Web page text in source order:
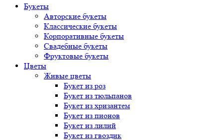
Букеты
Авторские букеты
Классические букеты
Корпоративные букеты
Свадебные букеты
Фруктовые букеты
Цветы
Живые цветы
Букет из роз
Букет из тюльпанов
Букет из хризантем
Букет из пионов
Букет из лилий
Букет из гвоздик